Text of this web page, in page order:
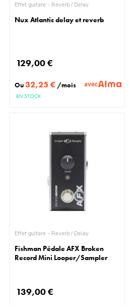
Effet guitare - Reverb / Delay
Nux Atlantic delay et reverb
129,00 €
Ou32,25 € /mois avec
EN STOCK
Effet guitare - Reverb / Delay
Fishman Pédale AFX Broken
Record Mini Looper/Sampler
139,00 €